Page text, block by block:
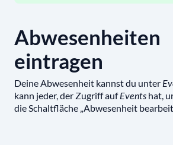
Abwesenheiten
eintragen
Deine Abwesenheit kannst du unter
kann jeder, der Zugriff aufEvents hat,
die Schaltfläche „Abwesenheit